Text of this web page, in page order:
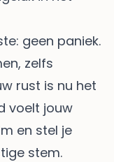
geen paniek.
zelfs
rust is nu het
voelt jouw
en stel je
stem.